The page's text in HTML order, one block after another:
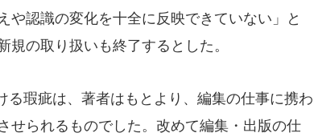
や認識の変化を十全に反映できていない」と
の取り扱いも終了するとした。
瑕疵は、著者はもとより、編集の仕事に携わ
せられるものでした。改めて編集・出版の仕